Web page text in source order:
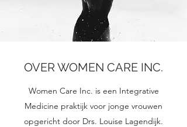
OVER WOMEN CARE INC.
Women Care Inc. is een Integrative
Medicine praktijk voor jonge vrouwen
opgericht door Drs. Louise Lagendijk.